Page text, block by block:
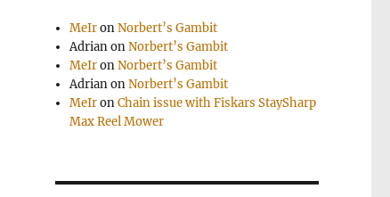
MeIronNorbert’s Gambit
AdrianonNorbert’s Gambit
MeIronNorbert’s Gambit
AdrianonNorbert’s Gambit
MeIronChain issue with Fiskars StaySharp
Max Reel Mower